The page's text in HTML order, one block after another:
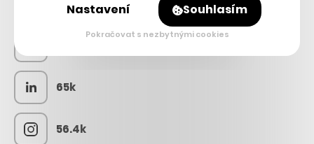
73k
65k
56.4k
Nastavení Souhlasím
Pokračovat s nezbytnými cookies